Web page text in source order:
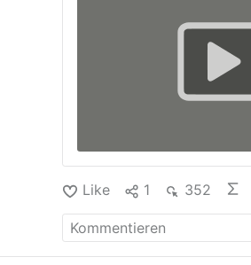
Sicht der Dinge gern. Auf
t.me/KlartextBaum/435
zum-thema-corona-wie-
sollte/628187405193768/
Deutschland - AfD
normal.
Like 1 352